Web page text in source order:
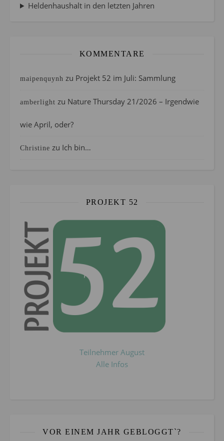
Heldenhaushalt in den letzten Jahren
KOMMENTARE
maipenquynh zu Projekt 52 im Juli: Sammlung
amberlight zu Nature Thursday 21/2026 – Irgendwie
wie April, oder?
Christine zu Ich bin…
PROJEKT 52
Teilnehmer August
Alle Infos
VOR EINEM JAHR GEBLOGGT`?